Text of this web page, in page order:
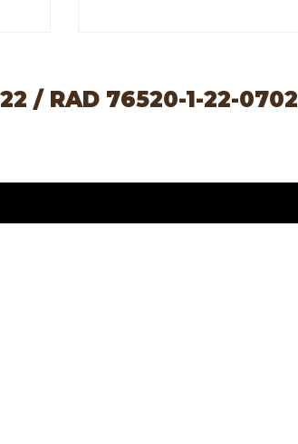
/ RAD 76520-1-22-0702